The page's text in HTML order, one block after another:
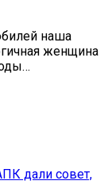
наша
женщина
дали совет,